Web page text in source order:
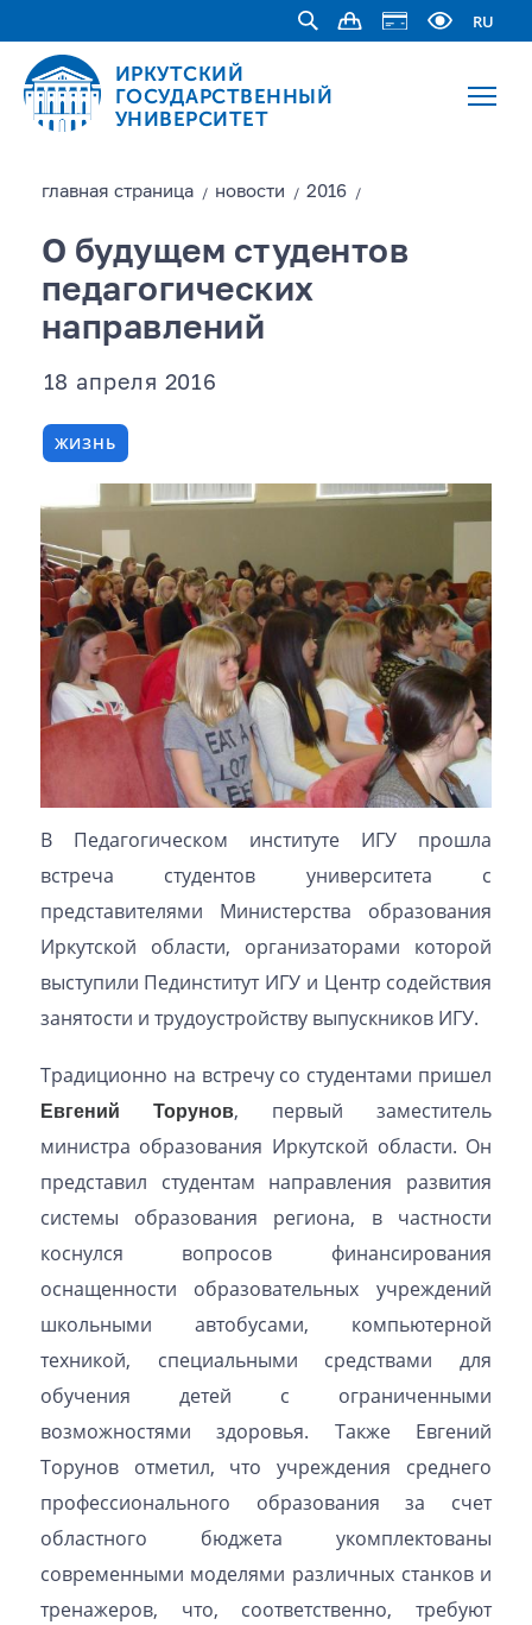
RU
ИРКУТСКИЙ
ГОСУДАРСТВЕННЫЙ
УНИВЕРСИТЕТ
главная страницa / новости / 2016 /
О будущем студентов
педагогических
направлений
18 апреля 2016
ЖИЗНЬ
В Педагогическом институте ИГУ прошла
встреча студентов университета с
представителями Министерства образования
Иркутской области, организаторами которой
выступили Пединститут ИГУ и Центр содействия
занятости и трудоустройству выпускников ИГУ.
Традиционно на встречу со студентами пришел
Евгений Торунов, первый заместитель
министра образования Иркутской области. Он
представил студентам направления развития
системы образования региона, в частности
коснулся вопросов финансирования
оснащенности образовательных учреждений
школьными автобусами, компьютерной
техникой, специальными средствами для
обучения детей с ограниченными
возможностями здоровья. Также Евгений
Торунов отметил, что учреждения среднего
профессионального образования за счет
областного бюджета укомплектованы
современными моделями различных станков и
тренажеров, что, соответственно, требуют